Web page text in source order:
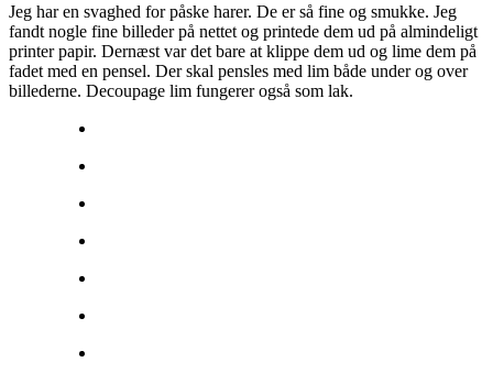
Jeg har en svaghed for påske harer. De er så fine og smukke. Jeg
fandt nogle fine billeder på nettet og printede dem ud på almindeligt
printer papir. Dernæst var det bare at klippe dem ud og lime dem på
fadet med en pensel. Der skal pensles med lim både under og over
billederne. Decoupage lim fungerer også som lak.